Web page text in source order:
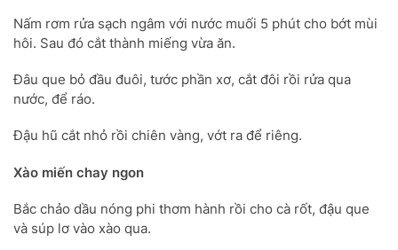
Nấm rơm rửa sạch ngâm với nước muối 5 phút cho bớt mùi
hôi. Sau đó cắt thành miếng vừa ăn.
Đâu que bỏ đầu đuôi, tước phần xơ, cắt đôi rồi rửa qua
nước, để ráo.
Đậu hũ cắt nhỏ rồi chiên vàng, vớt ra để riêng.
Xào miến chay ngon
Bắc chảo dầu nóng phi thơm hành rồi cho cà rốt, đậu que
và súp lơ vào xào qua.